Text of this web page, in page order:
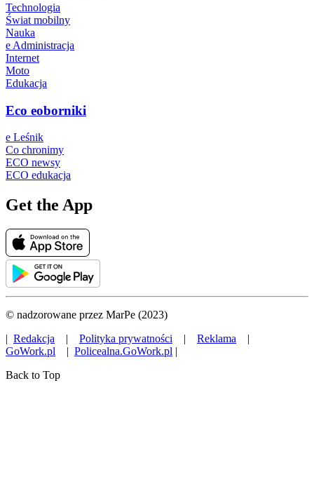
Technologia
Świat mobilny
Nauka
e Administracja
Internet
Moto
Edukacja
Eco eoborniki
e Leśnik
Co chronimy
ECO newsy
ECO edukacja
Get the App
© nadzorowane przez MarPe (2023)
| Redakcja | Polityka prywatności | Reklama |
GoWork.pl | Policealna.GoWork.pl |
Back to Top